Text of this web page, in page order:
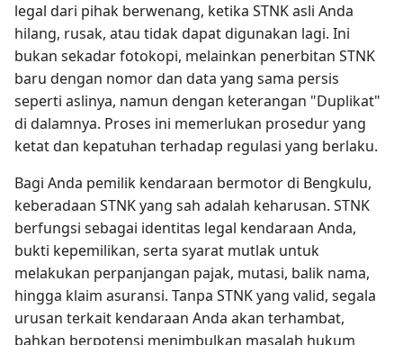
legal dari pihak berwenang, ketika STNK asli Anda
hilang, rusak, atau tidak dapat digunakan lagi. Ini
bukan sekadar fotokopi, melainkan penerbitan STNK
baru dengan nomor dan data yang sama persis
seperti aslinya, namun dengan keterangan "Duplikat"
di dalamnya. Proses ini memerlukan prosedur yang
ketat dan kepatuhan terhadap regulasi yang berlaku.
Bagi Anda pemilik kendaraan bermotor di Bengkulu,
keberadaan STNK yang sah adalah keharusan. STNK
berfungsi sebagai identitas legal kendaraan Anda,
bukti kepemilikan, serta syarat mutlak untuk
melakukan perpanjangan pajak, mutasi, balik nama,
hingga klaim asuransi. Tanpa STNK yang valid, segala
urusan terkait kendaraan Anda akan terhambat,
bahkan berpotensi menimbulkan masalah hukum